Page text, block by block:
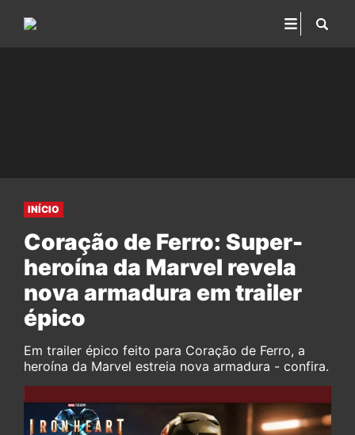
INÍCIO
Coração de Ferro: Super-
heroína da Marvel revela
nova armadura em trailer
épico
Em trailer épico feito para Coração de Ferro, a
heroína da Marvel estreia nova armadura - confira.